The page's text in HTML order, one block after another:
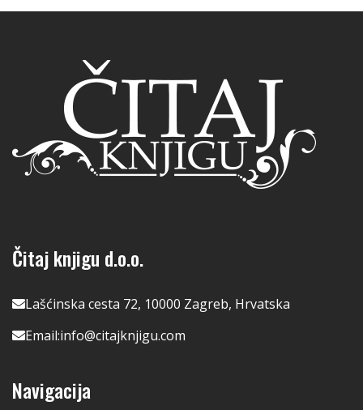
Čitaj knjigu d.o.o.
Lašćinska cesta 72, 10000 Zagreb, Hrvatska
Email:info@citajknjigu.com
Navigacija